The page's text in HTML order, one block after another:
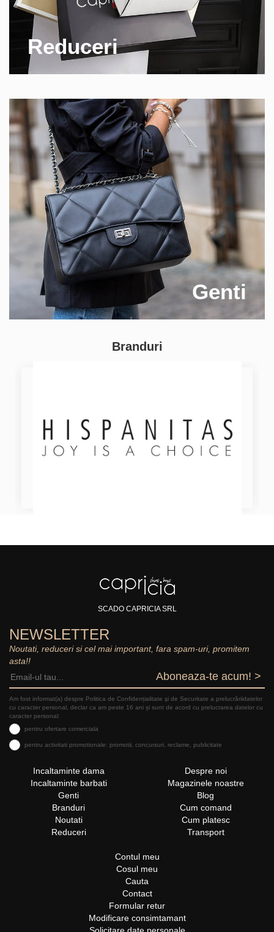
Reduceri
Genti
Branduri
SCADO CAPRICIA SRL
NEWSLETTER
Noutati, reduceri si cel mai important, fara spam-uri, promitem
asta!!
Aboneaza-te acum! >
Am fost informat(a) despre Politica de Confidențialitate şi de Securitate a prelucrăriidatelor
cu caracter personal, declar ca am peste 16 ani și sunt de acord cu prelucrarea datelor cu
caracter personal:
pentru ofertare comerciala
pentru activitati promotionale: promotii, concursuri, reclame, publicitate
Incaltaminte dama
Incaltaminte barbati
Genti
Branduri
Noutati
Reduceri
Despre noi
Magazinele noastre
Blog
Cum comand
Cum platesc
Transport
Contul meu
Cosul meu
Cauta
Contact
Formular retur
Modificare consimtamant
Solicitare date personale